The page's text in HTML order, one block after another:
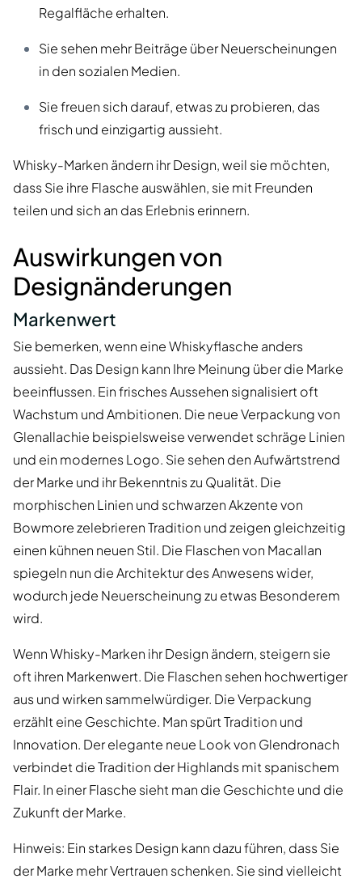
Regalfläche erhalten.
Sie sehen mehr Beiträge über Neuerscheinungen
in den sozialen Medien.
Sie freuen sich darauf, etwas zu probieren, das
frisch und einzigartig aussieht.
Whisky-Marken ändern ihr Design, weil sie möchten,
dass Sie ihre Flasche auswählen, sie mit Freunden
teilen und sich an das Erlebnis erinnern.
Auswirkungen von
Designänderungen
Markenwert
Sie bemerken, wenn eine Whiskyflasche anders
aussieht. Das Design kann Ihre Meinung über die Marke
beeinflussen. Ein frisches Aussehen signalisiert oft
Wachstum und Ambitionen. Die neue Verpackung von
Glenallachie beispielsweise verwendet schräge Linien
und ein modernes Logo. Sie sehen den Aufwärtstrend
der Marke und ihr Bekenntnis zu Qualität. Die
morphischen Linien und schwarzen Akzente von
Bowmore zelebrieren Tradition und zeigen gleichzeitig
einen kühnen neuen Stil. Die Flaschen von Macallan
spiegeln nun die Architektur des Anwesens wider,
wodurch jede Neuerscheinung zu etwas Besonderem
wird.
Wenn Whisky-Marken ihr Design ändern, steigern sie
oft ihren Markenwert. Die Flaschen sehen hochwertiger
aus und wirken sammelwürdiger. Die Verpackung
erzählt eine Geschichte. Man spürt Tradition und
Innovation. Der elegante neue Look von Glendronach
verbindet die Tradition der Highlands mit spanischem
Flair. In einer Flasche sieht man die Geschichte und die
Zukunft der Marke.
Hinweis: Ein starkes Design kann dazu führen, dass Sie
der Marke mehr Vertrauen schenken. Sie sind vielleicht